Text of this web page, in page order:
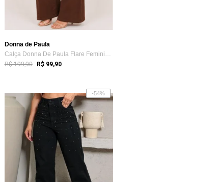
Donna de Paula
Calça Donna De Paula Flare Feminina Marr...
R$ 199,90 R$ 99,90
-54%